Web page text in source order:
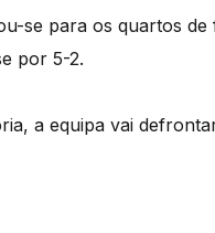
se para os quartos
por 5-2.
a equipa vai